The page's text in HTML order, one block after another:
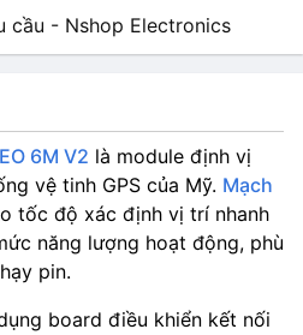
6M V2 là module định vị
vệ tinh GPS của Mỹ. Mạch
tốc độ xác định vị trí nhanh
năng lượng hoạt động, phù
pin.
board điều khiển kết nối